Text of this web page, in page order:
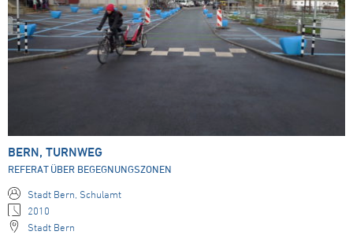
BERN, TURNWEG
REFERAT ÜBER BEGEGNUNGSZONEN
Stadt Bern, Schulamt
2010
Stadt Bern